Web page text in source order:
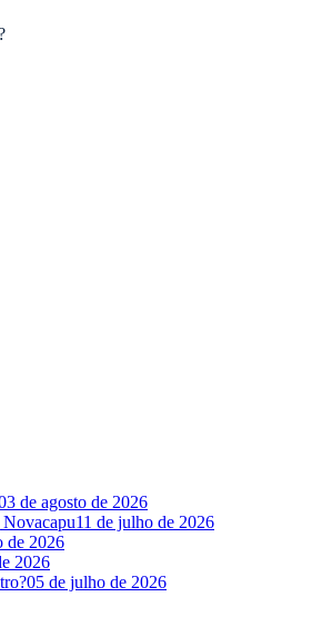
de agosto de 2026
Novacapu11 de julho de 2026
de 2026
2026
05 de julho de 2026